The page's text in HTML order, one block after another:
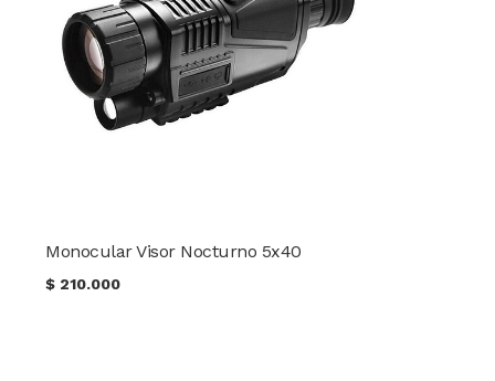
Monocular Visor Nocturno 5x40
$ 210.000